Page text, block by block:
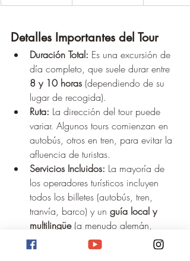
Detalles Importantes del Tour
Duración Total: Es una excursión de
día completo, que suele durar entre
8 y 10 horas (dependiendo de su
lugar de recogida).
Ruta: La dirección del tour puede
variar. Algunos tours comienzan en
autobús, otros en tren, para evitar la
afluencia de turistas.
Servicios Incluidos: La mayoría de
los operadores turísticos incluyen
todos los billetes (autobús, tren,
tranvía, barco) y un guía local y
multilingüe (a menudo alemán,
inglés, español).
No Incluido:
El